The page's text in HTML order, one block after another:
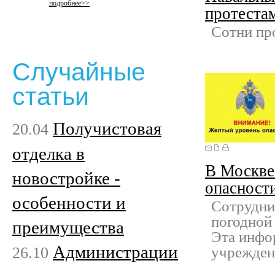
Сотни
В Москве
Эта
подробнее>>
Случайные
статьи
20.04 Получистовая
отделка в
новостройке -
особенности и
преимущества
26.10 Администрации